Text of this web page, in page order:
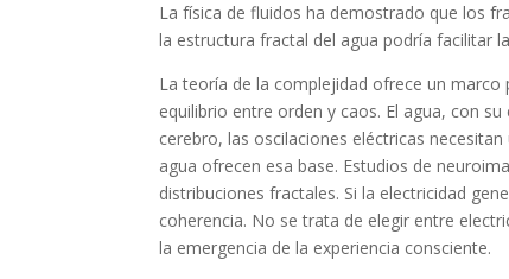
La física de fluidos ha demostrado que los
la estructura fractal del agua podría facilitar
La teoría de la complejidad ofrece un
equilibrio entre orden y caos. El agua, con
cerebro, las oscilaciones eléctricas
agua ofrecen esa base. Estudios de
distribuciones fractales. Si la electricidad
coherencia. No se trata de elegir entre
la emergencia de la experiencia consciente.